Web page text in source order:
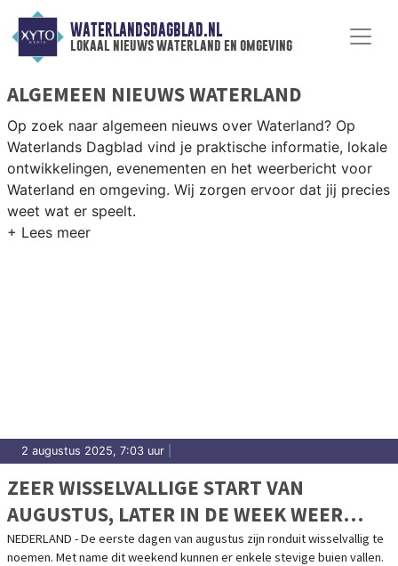
WATERLANDSDAGBLAD.NL
lokaal nieuws waterland en omgeving
ALGEMEEN NIEUWS WATERLAND
Op zoek naar algemeen nieuws over Waterland? Op
Waterlands Dagblad vind je praktische informatie, lokale
ontwikkelingen, evenementen en het weerbericht voor
Waterland en omgeving. Wij zorgen ervoor dat jij precies
weet wat er speelt.
2 augustus 2025, 7:03 uur
ZEER WISSELVALLIGE START VAN
AUGUSTUS, LATER IN DE WEEK WEER
ZOMERS
NEDERLAND - De eerste dagen van augustus zijn ronduit wisselvallig te
noemen. Met name dit weekend kunnen er enkele stevige buien vallen.